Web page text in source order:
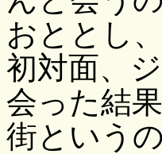
おととし
初対面、
会った結
街という